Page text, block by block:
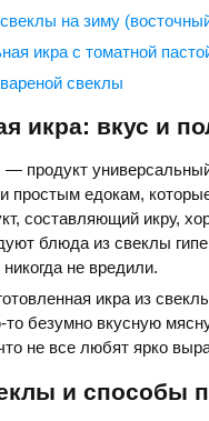
на зиму
икра с томатной
свеклы
икра: вкус и
— продукт
простым едокам,
составляющий икру,
блюда из свеклы
не вредили.
икра из
безумно вкусную
не все любят ярко
и способы